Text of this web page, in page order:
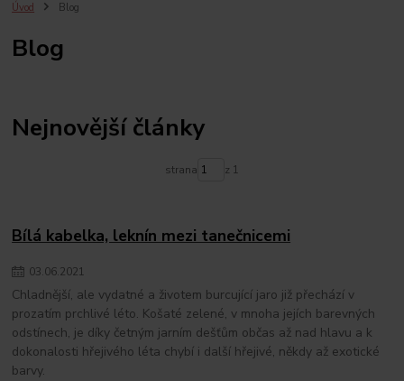
Úvod Blog
Blog
Nejnovější články
strana z 1
Bílá kabelka, leknín mezi tanečnicemi
03.06.2021
Chladnější, ale vydatné a životem burcující jaro již přechází v
prozatím prchlivé léto. Košaté zelené, v mnoha jejích barevných
odstínech, je díky četným jarním dešťům občas až nad hlavu a k
dokonalosti hřejivého léta chybí i další hřejivé, někdy až exotické
barvy.